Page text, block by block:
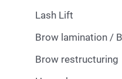
Lash Lift
Brow lamination /
Brow restructuring